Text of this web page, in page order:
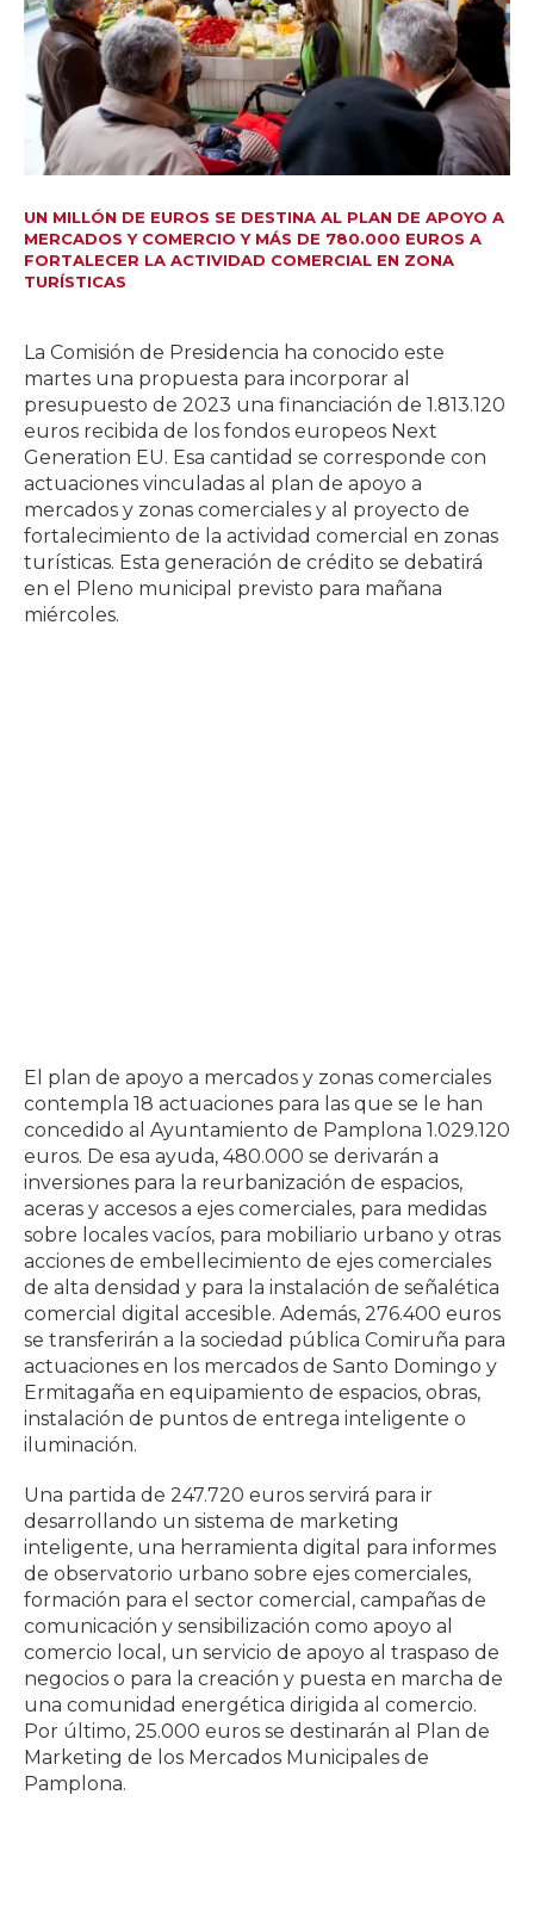
UN MILLÓN DE EUROS SE DESTINA AL PLAN DE APOYO A
MERCADOS Y COMERCIO Y MÁS DE 780.000 EUROS A
FORTALECER LA ACTIVIDAD COMERCIAL EN ZONA
TURÍSTICAS
La Comisión de Presidencia ha conocido este
martes una propuesta para incorporar al
presupuesto de 2023 una financiación de 1.813.120
euros recibida de los fondos europeos Next
Generation EU. Esa cantidad se corresponde con
actuaciones vinculadas al plan de apoyo a
mercados y zonas comerciales y al proyecto de
fortalecimiento de la actividad comercial en zonas
turísticas. Esta generación de crédito se debatirá
en el Pleno municipal previsto para mañana
miércoles.
El plan de apoyo a mercados y zonas comerciales
contempla 18 actuaciones para las que se le han
concedido al Ayuntamiento de Pamplona 1.029.120
euros. De esa ayuda, 480.000 se derivarán a
inversiones para la reurbanización de espacios,
aceras y accesos a ejes comerciales, para medidas
sobre locales vacíos, para mobiliario urbano y otras
acciones de embellecimiento de ejes comerciales
de alta densidad y para la instalación de señalética
comercial digital accesible. Además, 276.400 euros
se transferirán a la sociedad pública Comiruña para
actuaciones en los mercados de Santo Domingo y
Ermitagaña en equipamiento de espacios, obras,
instalación de puntos de entrega inteligente o
iluminación.
Una partida de 247.720 euros servirá para ir
desarrollando un sistema de marketing
inteligente, una herramienta digital para informes
de observatorio urbano sobre ejes comerciales,
formación para el sector comercial, campañas de
comunicación y sensibilización como apoyo al
comercio local, un servicio de apoyo al traspaso de
negocios o para la creación y puesta en marcha de
una comunidad energética dirigida al comercio.
Por último, 25.000 euros se destinarán al Plan de
Marketing de los Mercados Municipales de
Pamplona.